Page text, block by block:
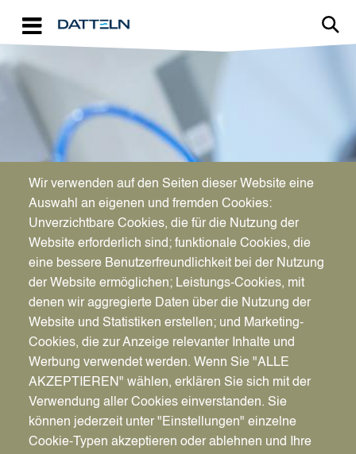
WIRTSCHAFTSFÖRDERUNG
Aktuelles für Unternehmen
Pfadnavigation
Wirtschaft | Bauen | Umwelt Wirtschaftsförderung News
Wir verwenden auf den Seiten dieser Website eine
Auswahl an eigenen und fremden Cookies:
Unverzichtbare Cookies, die für die Nutzung der
Website erforderlich sind; funktionale Cookies, die
eine bessere Benutzerfreundlichkeit bei der Nutzung
der Website ermöglichen; Leistungs-Cookies, mit
denen wir aggregierte Daten über die Nutzung der
Website und Statistiken erstellen; und Marketing-
Cookies, die zur Anzeige relevanter Inhalte und
Werbung verwendet werden. Wenn Sie "ALLE
AKZEPTIEREN" wählen, erklären Sie sich mit der
Verwendung aller Cookies einverstanden. Sie
können jederzeit unter "Einstellungen" einzelne
Cookie-Typen akzeptieren oder ablehnen und Ihre